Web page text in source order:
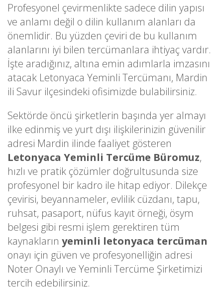
Profesyonel çevirmenlikte sadece dilin yapısı
ve anlamı değil o dilin kullanım alanları da
önemlidir. Bu yüzden çeviri de bu kullanım
alanlarını iyi bilen tercümanlara ihtiyaç vardır.
İşte aradığınız, altına emin adımlarla imzasını
atacak Letonyaca Yeminli Tercümanı, Mardin
ili Savur ilçesindeki ofisimizde bulabilirsiniz.
Sektörde öncü şirketlerin başında yer almayı
ilke edinmiş ve yurt dışı ilişkilerinizin güvenilir
adresi Mardin ilinde faaliyet gösteren
Letonyaca Yeminli Tercüme Büromuz,
hızlı ve pratik çözümler doğrultusunda size
profesyonel bir kadro ile hitap ediyor. Dilekçe
çevirisi, beyannameler, evlilik cüzdanı, tapu,
ruhsat, pasaport, nüfus kayıt örneği, ösym
belgesi gibi resmi işlem gerektiren tüm
kaynakların yeminli letonyaca tercüman
onayı için güven ve profesyonelliğin adresi
Noter Onaylı ve Yeminli Tercüme Şirketimizi
tercih edebilirsiniz.